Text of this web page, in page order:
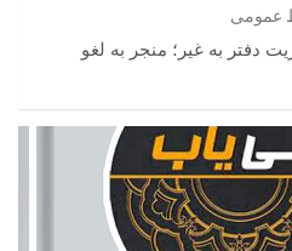
عمومی
دفتر به غیر؛ منجر به لغو